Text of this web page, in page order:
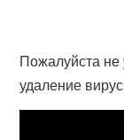
Пожалуйста
удаление